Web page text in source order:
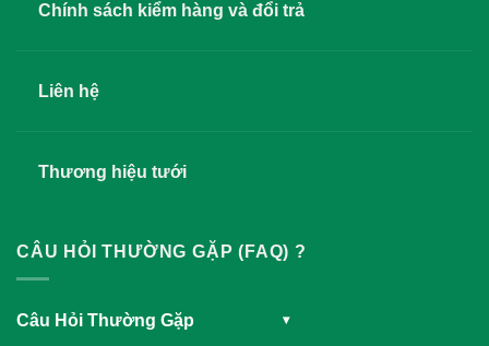
Chính sách kiểm hàng và đổi trả
Liên hệ
Thương hiệu tưới
CÂU HỎI THƯỜNG GẶP (FAQ) ?
Câu Hỏi Thường Gặp ▾